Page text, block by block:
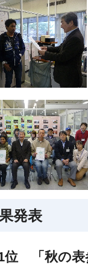
発表
位 「秋の